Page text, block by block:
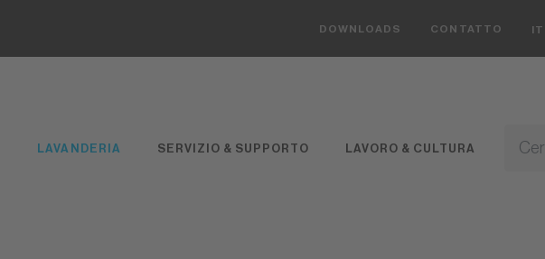
DOWNLOADS CONTATTO IT
LAVANDERIA SERVIZIO & SUPPORTO LAVORO & CULTURA